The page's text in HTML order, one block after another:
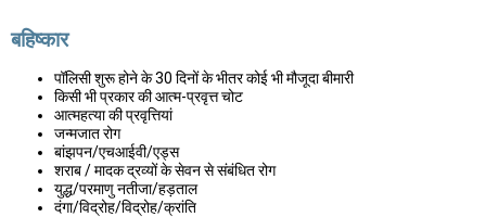
बहिष्कार
पॉलिसी शुरू होने के 30 दिनों के भीतर कोई भी मौजूदा बीमारी
किसी भी प्रकार की आत्म-प्रवृत्त चोट
आत्महत्या की प्रवृत्तियां
जन्मजात रोग
बांझपन/एचआईवी/एड्स
शराब / मादक द्रव्यों के सेवन से संबंधित रोग
युद्ध/परमाणु नतीजा/हड़ताल
दंगा/विद्रोह/विद्रोह/क्रांति